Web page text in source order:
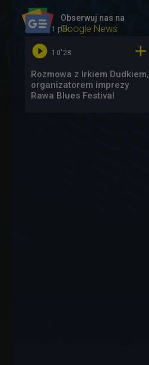
Obserwuj nas na
Google News
AUDIO 1 plik
 10'28 
Rozmowa z Irkiem Dudkiem,
organizatorem imprezy
Rawa Blues Festival